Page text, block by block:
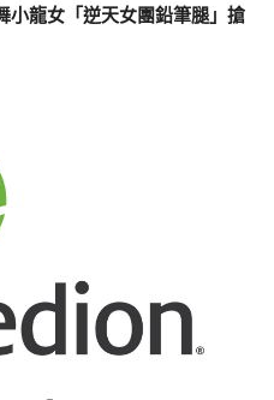
小龍女「逆天女團鉛筆腿」搶